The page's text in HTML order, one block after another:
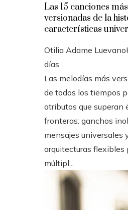
Las 15 canciones más
versionadas de la
características
Otilia Adame Luevano
días
Las melodías más
de todos los tiempos
atributos que superan
fronteras: ganchos
mensajes universales
arquitecturas flexibles
múltipl...